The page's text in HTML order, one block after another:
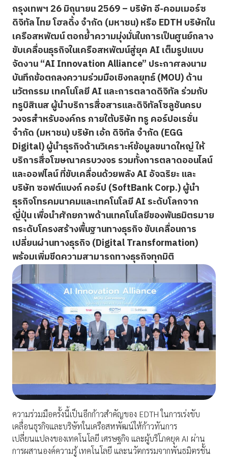
กรุงเทพฯ 26 มิถุนายน 2569 – บริษัท อี-คอมเมอร์ซ
ดิจิทัล ไทย โฮลดิ้ง จำกัด (มหาชน) หรือ EDTH บริษัทใน
เครือสหพัฒน์ ตอกย้ำความมุ่งมั่นในการเป็นศูนย์กลาง
ขับเคลื่อนธุรกิจในเครือสหพัฒน์สู่ยุค AI เต็มรูปแบบ
จัดงาน “AI Innovation Alliance” ประกาศลงนาม
บันทึกข้อตกลงความร่วมมือเชิงกลยุทธ์ (MOU) ด้าน
นวัตกรรม เทคโนโลยี AI และการตลาดดิจิทัล ร่วมกับ
ทรูบิสิเนส ผู้นำบริการสื่อสารและดิจิทัลโซลูชันครบ
วงจรสำหรับองค์กร ภายใต้บริษัท ทรู คอร์ปอเรชั่น
จำกัด (มหาชน) บริษัท เอ้ก ดิจิทัล จำกัด (EGG
Digital) ผู้นำธุรกิจด้านวิเคราะห์ข้อมูลขนาดใหญ่ ให้
บริการสื่อโฆษณาครบวงจร รวมทั้งการตลาดออนไลน์
และออฟไลน์ ที่ขับเคลื่อนด้วยพลัง AI อัจฉริยะ และ
บริษัท ซอฟต์แบงก์ คอร์ป (SoftBank Corp.) ผู้นำ
ธุรกิจโทรคมนาคมและเทคโนโลยี AI ระดับโลกจาก
ญี่ปุ่น เพื่อนำศักยภาพด้านเทคโนโลยีของพันธมิตรมาย
กระดับโครงสร้างพื้นฐานทางธุรกิจ ขับเคลื่อนการ
เปลี่ยนผ่านทางธุรกิจ (Digital Transformation)
พร้อมเพิ่มขีดความสามารถทางธุรกิจทุกมิติ
ความร่วมมือครั้งนี้เป็นอีกก้าวสำคัญของ EDTH ในการเร่งขับ
เคลื่อนธุรกิจและบริษัทในเครือสหพัฒน์ให้ก้าวทันการ
เปลี่ยนแปลงของเทคโนโลยี เศรษฐกิจ และผู้บริโภคยุค AI ผ่าน
การผสานองค์ความรู้ เทคโนโลยี และนวัตกรรมจากพันธมิตรชั้น